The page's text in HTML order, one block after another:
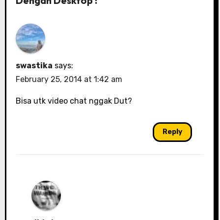
swastika says:
February 25, 2014 at 1:42 am
Bisa utk video chat nggak Dut?
Reply